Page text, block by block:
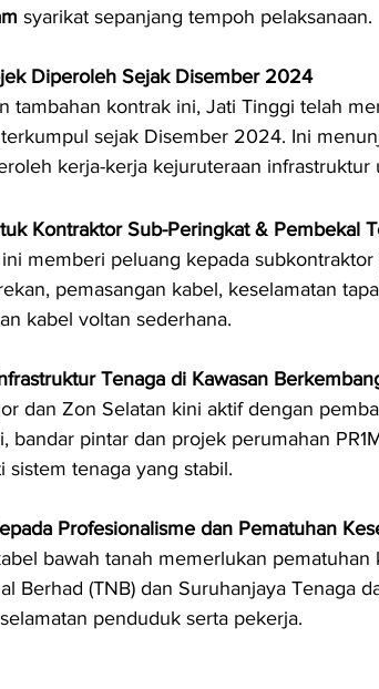
syarikat sepanjang tempoh pelaksanaan.
Diperoleh Sejak Disember 2024
tambahan kontrak ini, Jati Tinggi telah
sejak Disember 2024. Ini
kerja-kerja kejuruteraan infrastruktur
Kontraktor Sub-Peringkat & Pembekal
memberi peluang kepada
pemasangan kabel, keselamatan
kabel voltan sederhana.
Tenaga di Kawasan
dan Zon Selatan kini aktif dengan
bandar pintar dan projek perumahan
sistem tenaga yang stabil.
Profesionalisme dan Pematuhan
bawah tanah memerlukan pematuhan
Berhad (TNB) dan Suruhanjaya Tenaga
penduduk serta pekerja.